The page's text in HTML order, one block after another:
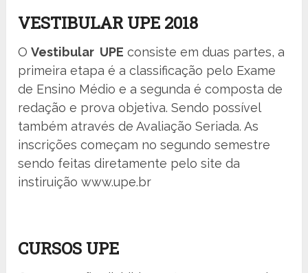
VESTIBULAR UPE 2018
OVestibular UPE consiste em duas partes, a
primeira etapa é a classificação pelo Exame
de Ensino Médio e a segunda é composta de
redação e prova objetiva. Sendo possível
também através de Avaliação Seriada. As
inscrições começam no segundo semestre
sendo feitas diretamente pelo site da
instiruição www.upe.br
CURSOS UPE